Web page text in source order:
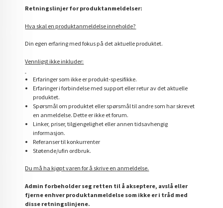
Retningslinjer for produktanmeldelser:
Hva skal en produktanmeldelse inneholde?
Din egen erfaring med fokus på det aktuelle produktet.
Vennligst ikke inkluder:
Erfaringer som ikke er produkt-spesifikke.
Erfaringer i forbindelse med support eller retur av det aktuelle
produktet.
Spørsmål om produktet eller spørsmål til andre som har skrevet
en anmeldelse. Dette er ikke et forum.
Linker, priser, tilgjengelighet eller annen tidsavhengig
informasjon.
Referanser til konkurrenter
Støtende/ufin ordbruk.
Du må ha kjøpt varen for å skrive en anmeldelse.
Admin forbeholder seg retten til å akseptere, avslå eller
fjerne enhver produktanmeldelse som ikke er i tråd med
disse retningslinjene.